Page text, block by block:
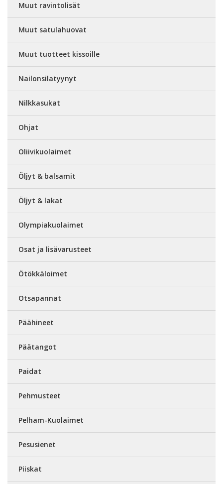
Muut ravintolisät
Muut satulahuovat
Muut tuotteet kissoille
Nailonsilatyynyt
Nilkkasukat
Ohjat
Oliivikuolaimet
Öljyt & balsamit
Öljyt & lakat
Olympiakuolaimet
Osat ja lisävarusteet
Ötökkäloimet
Otsapannat
Päähineet
Päätangot
Paidat
Pehmusteet
Pelham-Kuolaimet
Pesusienet
Piiskat